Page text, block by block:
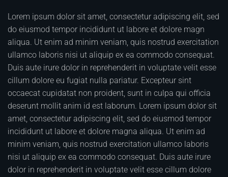
Lorem ipsum dolor sit amet, consectetur adipiscing elit, sed
do eiusmod tempor incididunt ut labore et dolore magn
aliqua. Ut enim ad minim veniam, quis nostrud exercitation
ullamco laboris nisi ut aliquip ex ea commodo consequat.
Duis aute irure dolor in reprehenderit in voluptate velit esse
cillum dolore eu fugiat nulla pariatur. Excepteur sint
occaecat cupidatat non proident, sunt in culpa qui officia
deserunt mollit anim id est laborum. Lorem ipsum dolor sit
amet, consectetur adipiscing elit, sed do eiusmod tempor
incididunt ut labore et dolore magna aliqua. Ut enim ad
minim veniam, quis nostrud exercitation ullamco laboris
nisi ut aliquip ex ea commodo consequat. Duis aute irure
dolor in reprehenderit in voluptate velit esse cillum dolore